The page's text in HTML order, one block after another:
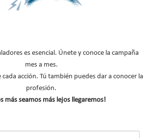
de aire
de aire acondicionado
DESTACADAS
es esencial. Únete y conoce la campaña
mes a mes.
acción. Tú también puedes dar a conocer la
profesión.
más seamos más lejos llegaremos!